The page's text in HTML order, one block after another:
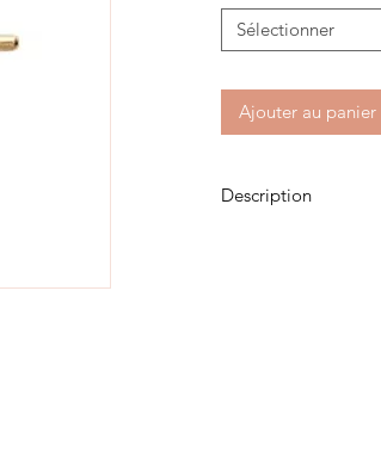
Sélectionner
Ajouter au panier
Description